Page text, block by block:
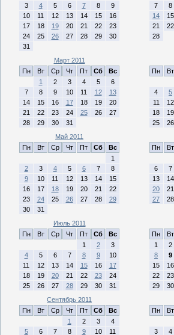
3
4 5 6 7 8
9
10
11 12 13 14 15
16
17
18 19 20 21 22
23
24
25 26 27 28 29
30
31
7
8
14
15
21
22
28
Март 2011
Пн
Вт Ср Чт Пт Сб
Вс
1
2 3 4 5
6
7
8 9 10 11 12
13
14
15 16 17 18 19
20
21
22 23 24 25 26
27
28
29 30 31
Пн
Вт
4
5
11
12
18
19
25
26
Май 2011
Пн
Вт Ср Чт Пт Сб
Вс
1
2
3 4 5 6 7
8
9
10 11 12 13 14
15
16
17 18 19 20 21
22
23
24 25 26 27 28
29
30
31
Пн
Вт
6
7
13
14
20
21
27
28
Июль 2011
Пн
Вт Ср Чт Пт Сб
Вс
1
2
3
4
5 6 7 8 9
10
11
12 13 14 15 16
17
18
19 20 21 22 23
24
25
26 27 28 29 30 31
Пн
Вт
1
2
8
9
15
16
22
23
29
30
Сентябрь 2011
Пн
Вт Ср Чт Пт Сб
Вс
1
2 3
4
5
6 7 8 9 10 11
Пн
Вт
3
4